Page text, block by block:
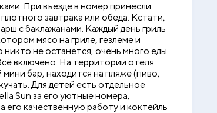
При въезде в номер принесли
завтрака или обеда. Кстати,
с баклажанами. Каждый день гриль
мясо на гриле, гезлеме и
не останется, очень много еды.
включено. На территории отеля
бар, находится на пляже (пиво,
Для детей есть отдельное
Sun за его уютные номера,
качественную работу и коктейль